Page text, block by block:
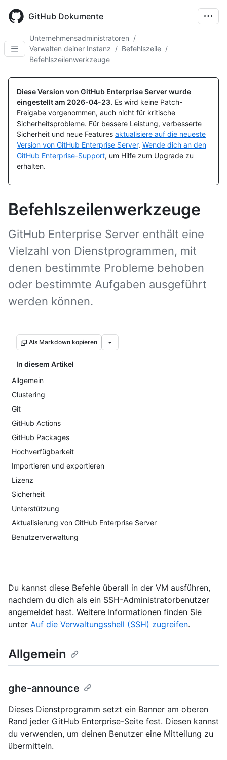
main
GitHub Dokumente
Unternehmensadministratoren /
Verwalten deiner Instanz / Befehlszeile /
Befehlszeilenwerkzeuge
Diese Version von GitHub Enterprise Server wurde
eingestellt am 2026-04-23. Es wird keine Patch-
Freigabe vorgenommen, auch nicht für kritische
Sicherheitsprobleme. Für bessere Leistung, verbesserte
Sicherheit und neue Features aktualisiere auf die neueste
Version von GitHub Enterprise Server. Wende dich an den
GitHub Enterprise-Support, um Hilfe zum Upgrade zu
erhalten.
Befehlszeilenwerkzeuge
GitHub Enterprise Server enthält eine
Vielzahl von Dienstprogrammen, mit
denen bestimmte Probleme behoben
oder bestimmte Aufgaben ausgeführt
werden können.
Als Markdown kopieren
In diesem Artikel
Allgemein
Clustering
Git
GitHub Actions
GitHub Packages
Hochverfügbarkeit
Importieren und exportieren
Lizenz
Sicherheit
Unterstützung
Aktualisierung von GitHub Enterprise Server
Benutzerverwaltung
Du kannst diese Befehle überall in der VM ausführen,
nachdem du dich als ein SSH-Administratorbenutzer
angemeldet hast. Weitere Informationen finden Sie
unter Auf die Verwaltungsshell (SSH) zugreifen.
Allgemein
ghe-announce
Dieses Dienstprogramm setzt ein Banner am oberen
Rand jeder GitHub Enterprise-Seite fest. Diesen kannst
du verwenden, um deinen Benutzer eine Mitteilung zu
übermitteln.